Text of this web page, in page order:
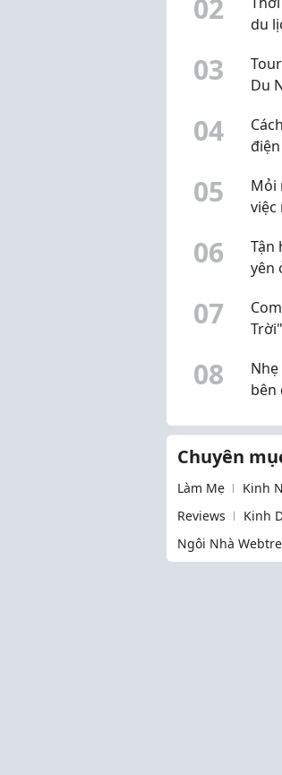
02
du
03
Du
04
05
Mỏi
việc
06
Tận
yên
07
Thủ
08
bên
Chuyên
Làm Mẹ Kinh
Reviews
Kinh
Ngôi Nhà